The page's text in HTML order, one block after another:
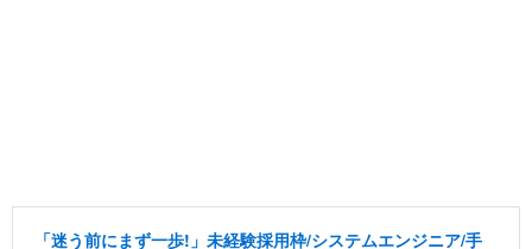
「迷う前にまず一歩!」未経験採用枠/システムエンジニア/手